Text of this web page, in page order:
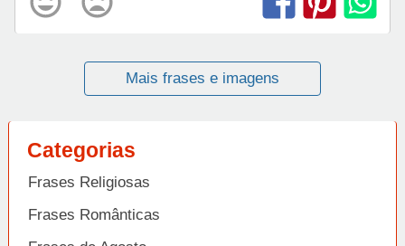
Mais frases e imagens
Categorias
Frases Religiosas
Frases Românticas